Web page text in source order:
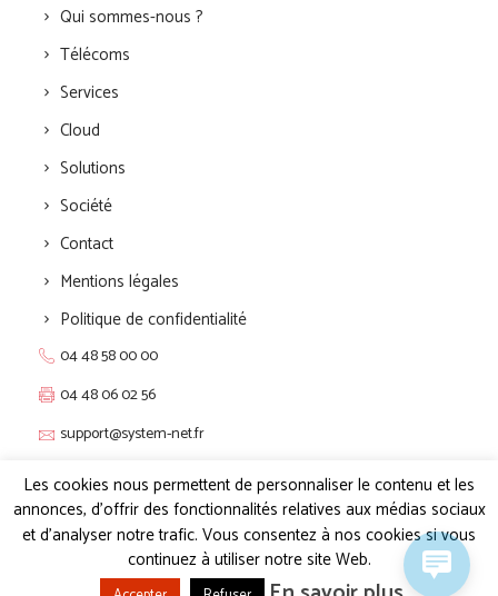
Qui sommes-nous ?
Télécoms
Services
Cloud
Solutions
Société
Contact
Mentions légales
Politique de confidentialité
04 48 58 00 00
04 48 06 02 56
support@system-net.fr
Live chat 24/24 7/7
Pôle Actif – 2 Allée du Piot
30660 GALLARGUES LE MONTUEUX
Les cookies nous permettent de personnaliser le contenu et les
annonces, d'offrir des fonctionnalités relatives aux médias sociaux
et d'analyser notre trafic. Vous consentez à nos cookies si vous
continuez à utiliser notre site Web.